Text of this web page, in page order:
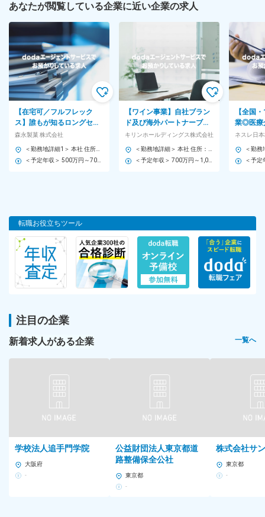
━━━━━
◆サントリーグループならではの手厚い研修（260講座以上！）
◆自分が仕込んだ豆が、全国の店頭に並ぶ喜び
◆有給消化率85％！私生活を大切にできる社風
◆充実の食事補助（300円弁当や夜勤時の夜食サポート）
まずは3ヶ月間のOJTで先輩がマンツーマンで指導します★
半年後には一通りの業務をマスターし、
1年後には現場の改善提案などにも携わっていただけることを楽し
みにしています！
チーム／組織構成
★先輩たちの前職は？
★チームワーク抜群！相談しやすい職場
現場は20代～30代が中心。入社後は先輩がコーチとして並走する
ため、
わからないこともすぐに聞ける安心感があります。
有給消化率は85％と高く、お互いのプライベートを尊重し合える
■定着率：キャリア採用の定着率は70％
【じっくり、着実にプロへ。】サントリーグループで、一生モノ
の専門技術を身につける！
＜応募資格＞
・製造現場での実務経験（年数・業界不問）
※医薬品、化粧品など、他業界からの転職も歓迎！
＜歓迎する経験・スキル＞
・フォークリフト免許をお持ちの方
あなたが閲覧している企業に近い企業の求人
【在宅可／フルフレック
ス】誰もが知るロングセラ
ーブランドを動かす。市場
をつくる提案営業◆ハイチ
ュウ等
森永製菓 株式会社
【ワイン事業】自社ブラン
ド及び海外パートナーブラ
ンドのワインのブランドマ
ネジメント（商品企画や販
促）
キリンホールディングス株式会社
【全国
業◎医療
助食品◆
事業◆
ネスレ日
転職お役立ちツール
注目の企業
新着求人がある企業 一覧へ
学校法人追手門学院
大阪府
-
公益財団法人東京都道
路整備保全公社
東京都
-
株式会社サ
東京都
-